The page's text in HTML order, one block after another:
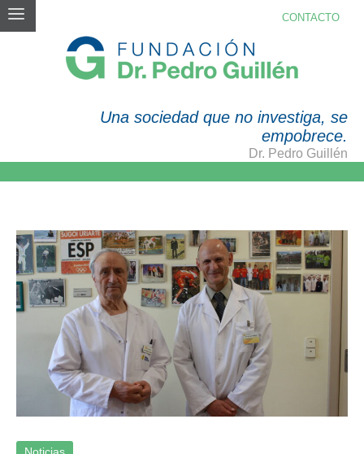
CONTACTO
Una sociedad que no investiga, se
empobrece.
Dr. Pedro Guillén
FUNDACION
La Fundación Dr. Pedro Guillén, parte esencial
de un avance clave en reprogramación celular
Noticias